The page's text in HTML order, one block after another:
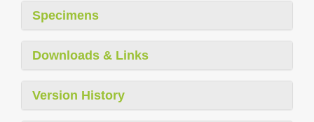
Specimens
Downloads & Links
Version History